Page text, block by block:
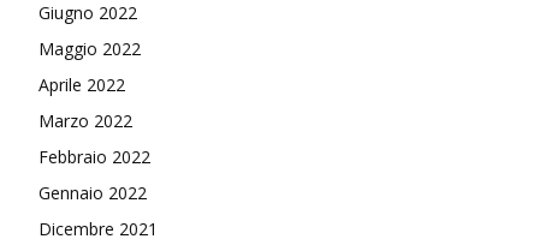
Giugno 2022
Maggio 2022
Aprile 2022
Marzo 2022
Febbraio 2022
Gennaio 2022
Dicembre 2021